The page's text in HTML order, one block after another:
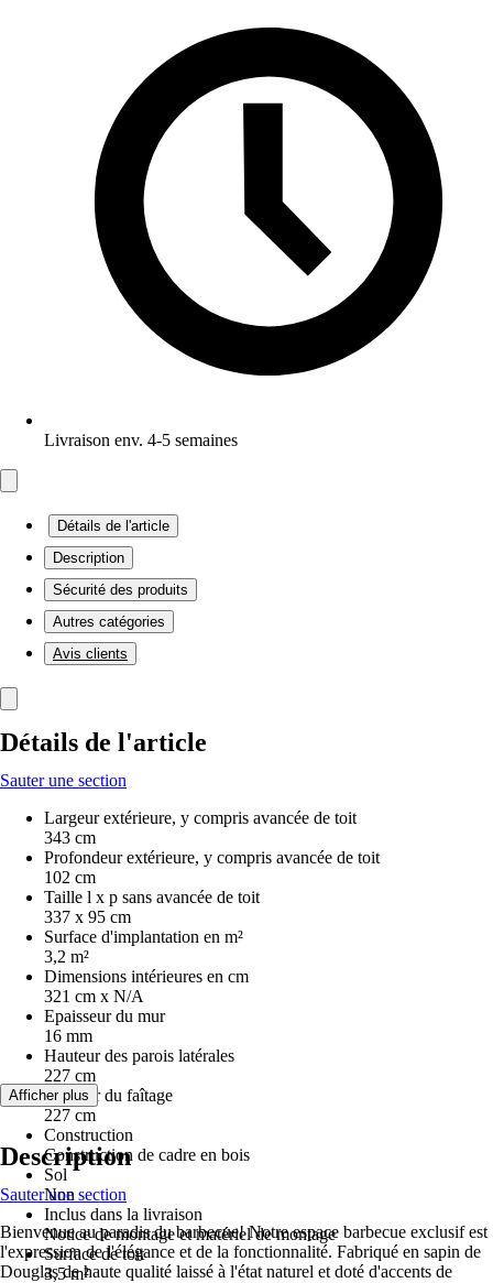
Livraison env. 4-5 semaines
Détails de l'article
Description
Sécurité des produits
Autres catégories
Avis clients
Détails de l'article
Sauter une section
Largeur extérieure, y compris avancée de toit
343 cm
Profondeur extérieure, y compris avancée de toit
102 cm
Taille l x p sans avancée de toit
337 x 95 cm
Surface d'implantation en m²
3,2 m²
Dimensions intérieures en cm
321 cm x N/A
Epaisseur du mur
16 mm
Hauteur des parois latérales
227 cm
Hauteur du faîtage
227 cm
Construction
Construction de cadre en bois
Sol
Non
Inclus dans la livraison
Notice de montage et matériel de montage
Surface de toit
3,5 m²
Afficher plus
Description
Sauter une section
Bienvenue au paradis du barbecue! Notre espace barbecue exclusif est
l'expression de l'élégance et de la fonctionnalité. Fabriqué en sapin de
Douglas de haute qualité laissé à l'état naturel et doté d'accents de